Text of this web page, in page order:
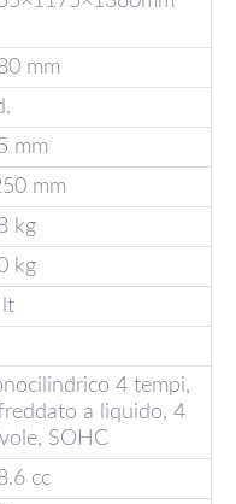
mm
mm
mm
kg
kg
lt
4 tempi,
a liquido, 4
SOHC
cc